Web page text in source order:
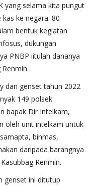
yang selama kita pungut
ke negara. 80
bentuk kegiatan
dukungan
PNBP iitulah dananya
dan genset tahun 2022
149 polsek
bapak Dir Intelkam,
oleh unit intelkam untuk
binmas,
daripada barangnya
Renmin.
genset ini ditutup